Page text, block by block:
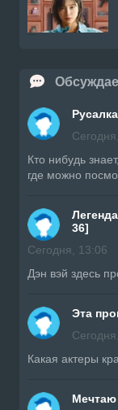
Кто нибудь
где можно
36]
Сегодня, 13:06
Дэн вэй здесь
Эта
Какая актеры
Мечтаю